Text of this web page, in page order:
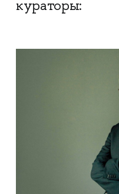
кураторы: